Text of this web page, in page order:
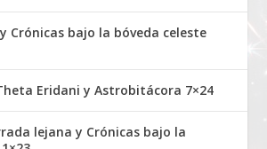
Crónicas bajo la bóveda celeste
Eridani y Astrobitácora 7×24
lejana y Crónicas bajo la